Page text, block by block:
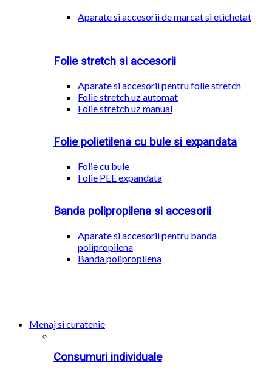
Aparate si accesorii de marcat si etichetat
Folie stretch si accesorii
Aparate si accesorii pentru folie stretch
Folie stretch uz automat
Folie stretch uz manual
Folie polietilena cu bule si expandata
Folie cu bule
Folie PEE expandata
Banda polipropilena si accesorii
Aparate si accesorii pentru banda
polipropilena
Banda polipropilena
Menaj si curatenie
Consumuri individuale